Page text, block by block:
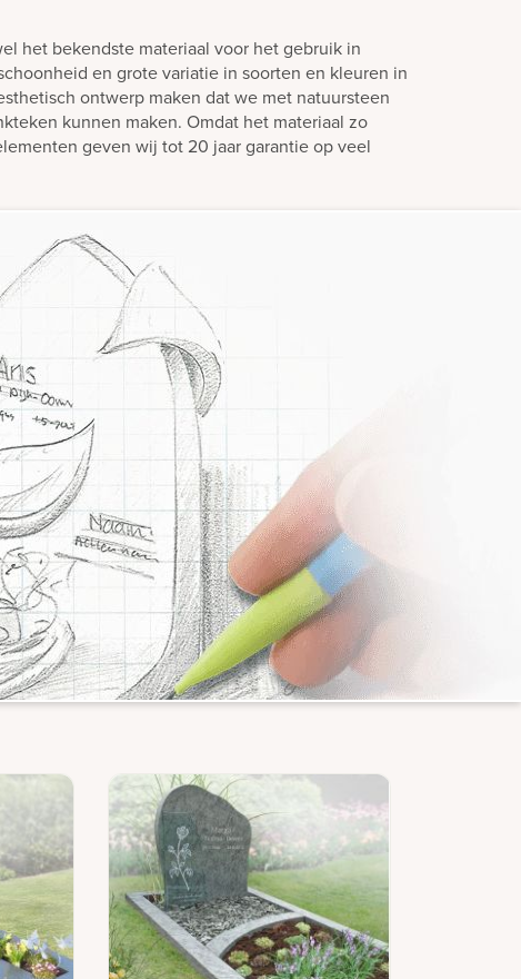
het bekendste materiaal voor het gebruik in
en grote variatie in soorten en kleuren in
ontwerp maken dat we met natuursteen
kunnen maken. Omdat het materiaal zo
geven wij tot 20 jaar garantie op veel